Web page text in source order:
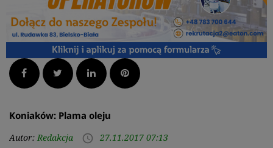
Facebook Twitter LinkedInPinterest
Koniaków: Plama oleju
Autor: Redakcja access_time 27.11.2017 07:13